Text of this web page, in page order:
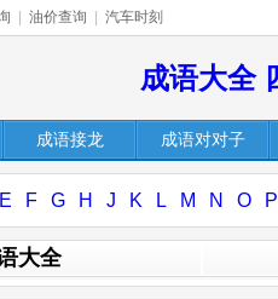
油价查询 汽车时刻
成语大全
成语接龙 成语对对子
E F G H J K L M N O P
大全